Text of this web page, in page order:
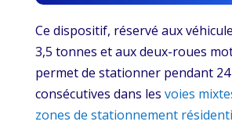
Ce dispositif, réservé aux
3,5 tonnes et aux deux-roues
permet de stationner pendant
consécutives dans les voies
zones de stationnement